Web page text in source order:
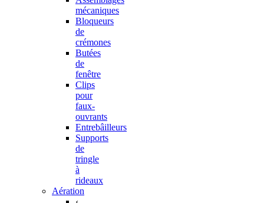
mécaniques
Bloqueurs
de
crémones
Butées
de
fenêtre
Clips
pour
faux-
ouvrants
Entrebâilleurs
Supports
de
tringle
à
rideaux
Aération